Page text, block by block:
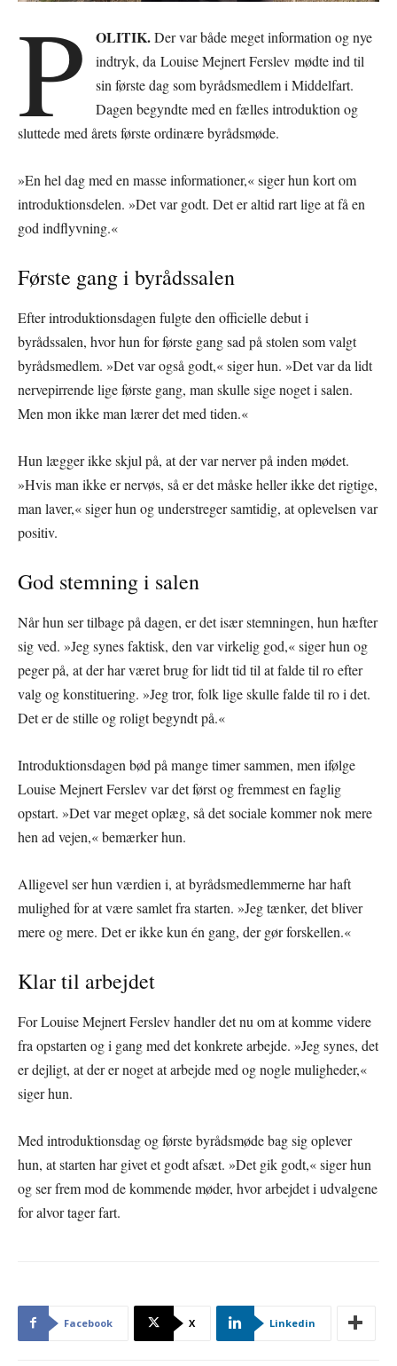
P OLITIK.Der var både meget information og nye
indtryk, da Louise Mejnert Ferslev mødte ind til
sin første dag som byrådsmedlem i Middelfart.
Dagen begyndte med en fælles introduktion og
sluttede med årets første ordinære byrådsmøde.
»En hel dag med en masse informationer,« siger hun kort om
introduktionsdelen. »Det var godt. Det er altid rart lige at få en
god indflyvning.«
Første gang i byrådssalen
Efter introduktionsdagen fulgte den officielle debut i
byrådssalen, hvor hun for første gang sad på stolen som valgt
byrådsmedlem. »Det var også godt,« siger hun. »Det var da lidt
nervepirrende lige første gang, man skulle sige noget i salen.
Men mon ikke man lærer det med tiden.«
Hun lægger ikke skjul på, at der var nerver på inden mødet.
»Hvis man ikke er nervøs, så er det måske heller ikke det rigtige,
man laver,« siger hun og understreger samtidig, at oplevelsen var
positiv.
God stemning i salen
Når hun ser tilbage på dagen, er det især stemningen, hun hæfter
sig ved. »Jeg synes faktisk, den var virkelig god,« siger hun og
peger på, at der har været brug for lidt tid til at falde til ro efter
valg og konstituering. »Jeg tror, folk lige skulle falde til ro i det.
Det er de stille og roligt begyndt på.«
Introduktionsdagen bød på mange timer sammen, men ifølge
Louise Mejnert Ferslev var det først og fremmest en faglig
opstart. »Det var meget oplæg, så det sociale kommer nok mere
hen ad vejen,« bemærker hun.
Alligevel ser hun værdien i, at byrådsmedlemmerne har haft
mulighed for at være samlet fra starten. »Jeg tænker, det bliver
mere og mere. Det er ikke kun én gang, der gør forskellen.«
Klar til arbejdet
For Louise Mejnert Ferslev handler det nu om at komme videre
fra opstarten og i gang med det konkrete arbejde. »Jeg synes, det
er dejligt, at der er noget at arbejde med og nogle muligheder,«
siger hun.
Med introduktionsdag og første byrådsmøde bag sig oplever
hun, at starten har givet et godt afsæt. »Det gik godt,« siger hun
og ser frem mod de kommende møder, hvor arbejdet i udvalgene
for alvor tager fart.
Facebook X Linkedin